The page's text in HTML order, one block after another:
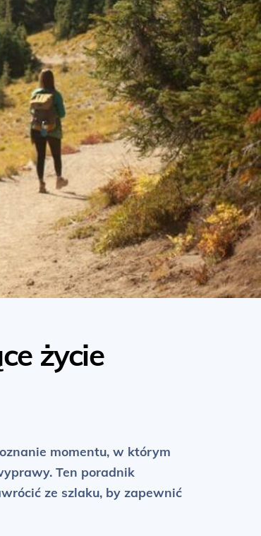
życie
momentu, w którym
Ten poradnik
ze szlaku, by zapewnić